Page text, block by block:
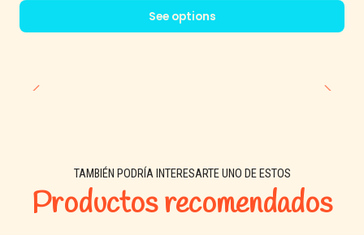
Fuente natural de nutrientes esenciales
Grasas saludables presentes naturalmente
Modo de uso
✔ Como premio:
Ofrecer pequeñas cantidades directamente
See options
TAMBIÉN PODRÍA INTERESARTE UNO DE ESTOS
Productos recomendados